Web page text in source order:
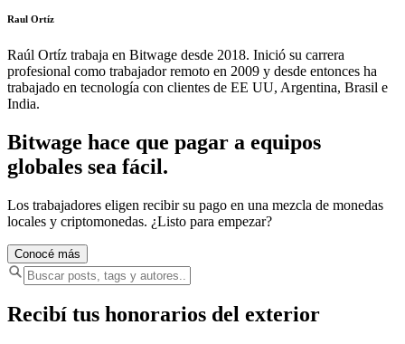
Raul Ortíz
Raúl Ortíz trabaja en Bitwage desde 2018. Inició su carrera
profesional como trabajador remoto en 2009 y desde entonces ha
trabajado en tecnología con clientes de EE UU, Argentina, Brasil e
India.
Bitwage hace que pagar a equipos
globales sea fácil.
Los trabajadores eligen recibir su pago en una mezcla de monedas
locales y criptomonedas. ¿Listo para empezar?
Conocé más
Recibí tus honorarios del exterior